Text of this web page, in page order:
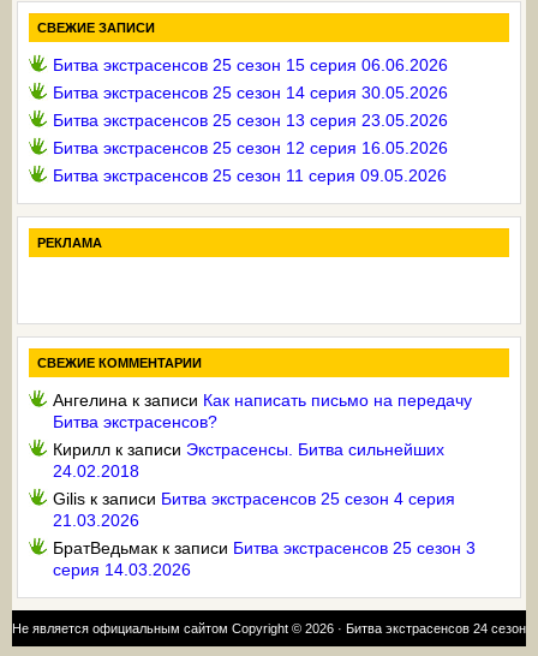
СВЕЖИЕ ЗАПИСИ
Битва экстрасенсов 25 сезон 15 серия 06.06.2026
Битва экстрасенсов 25 сезон 14 серия 30.05.2026
Битва экстрасенсов 25 сезон 13 серия 23.05.2026
Битва экстрасенсов 25 сезон 12 серия 16.05.2026
Битва экстрасенсов 25 сезон 11 серия 09.05.2026
РЕКЛАМА
СВЕЖИЕ КОММЕНТАРИИ
Ангелина к записи Как написать письмо на передачу
Битва экстрасенсов?
Кирилл к записи Экстрасенсы. Битва сильнейших
24.02.2018
Gilis к записи Битва экстрасенсов 25 сезон 4 серия
21.03.2026
БратВедьмак к записи Битва экстрасенсов 25 сезон 3
серия 14.03.2026
Не является официальным сайтом Copyright © 2026 · Битва экстрасенсов 24 сезон